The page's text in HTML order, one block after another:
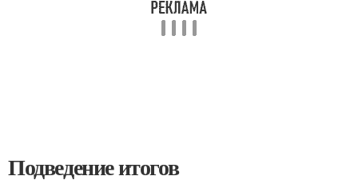
Подведение итогов